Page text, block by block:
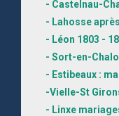
- Castelnau-
- Lahosse
- Léon 1803 -
- Sort-en-
- Estibeaux :
-Vielle-St
- Linxe